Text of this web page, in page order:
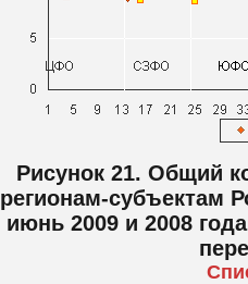
Рисунок 21. Общий
регионам-субъектам
июнь 2009 и 2008